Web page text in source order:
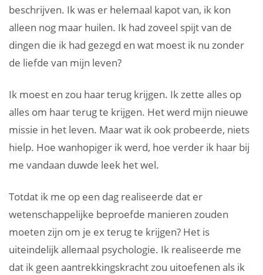
beschrijven. Ik was er helemaal kapot van, ik kon
alleen nog maar huilen. Ik had zoveel spijt van de
dingen die ik had gezegd en wat moest ik nu zonder
de liefde van mijn leven?
Ik moest en zou haar terug krijgen. Ik zette alles op
alles om haar terug te krijgen. Het werd mijn nieuwe
missie in het leven. Maar wat ik ook probeerde, niets
hielp. Hoe wanhopiger ik werd, hoe verder ik haar bij
me vandaan duwde leek het wel.
Totdat ik me op een dag realiseerde dat er
wetenschappelijke beproefde manieren zouden
moeten zijn om je ex terug te krijgen? Het is
uiteindelijk allemaal psychologie. Ik realiseerde me
dat ik geen aantrekkingskracht zou uitoefenen als ik